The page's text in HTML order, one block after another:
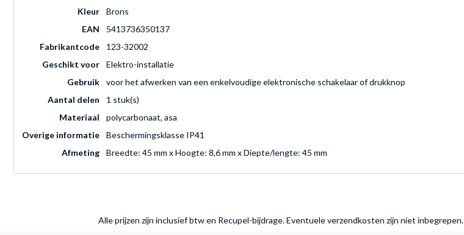
Kleur
Brons
EAN
5413736350137
Fabrikantcode
123-32002
Geschikt voor
Elektro-installatie
Gebruik
voor het afwerken van een enkelvoudige elektronische schakelaar of drukknop
Aantal delen
1 stuk(s)
Materiaal
polycarbonaat, asa
Overige informatie
Beschermingsklasse IP41
Afmeting
Breedte: 45 mm x Hoogte: 8,6 mm x Diepte/lengte: 45 mm
Alle prijzen zijn inclusief btw en Recupel-bijdrage. Eventuele verzendkosten zijn niet inbegrepen.